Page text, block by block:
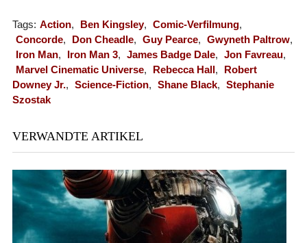
Tags: Action, Ben Kingsley, Comic-Verfilmung,
Concorde, Don Cheadle, Guy Pearce, Gwyneth Paltrow,
Iron Man, Iron Man 3, James Badge Dale, Jon Favreau,
Marvel Cinematic Universe, Rebecca Hall,
Robert
Downey Jr., Science-Fiction, Shane Black, Stephanie
Szostak
VERWANDTE ARTIKEL